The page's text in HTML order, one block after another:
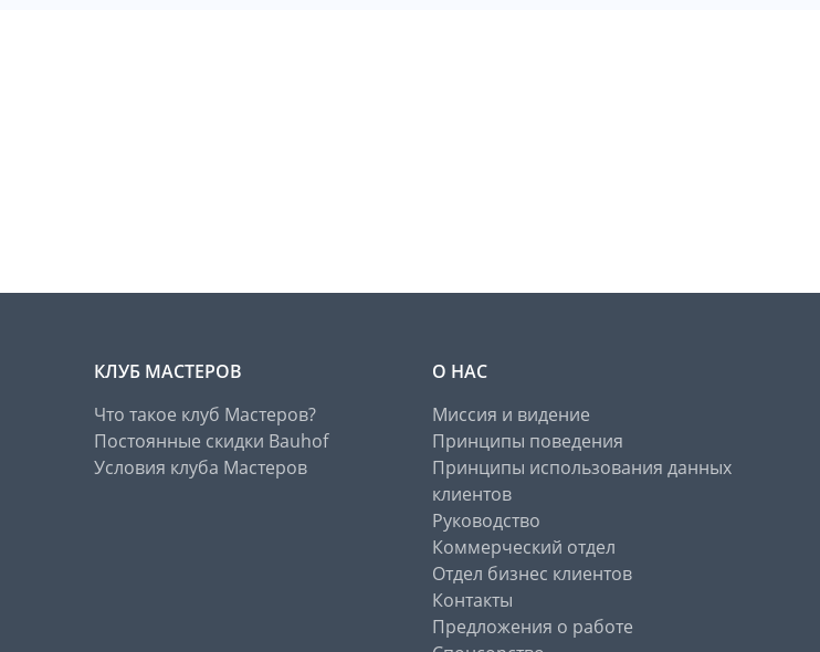
КЛУБ МАСТЕРОВ
Что такое клуб Мастеров?
Постоянные скидки Bauhof
Условия клуба Мастеров
О НАС
Миссия и видение
Принципы поведения
Принципы использования данных
клиентов
Руководство
Коммерческий отдел
Отдел бизнес клиентов
Контакты
Предложения о работе